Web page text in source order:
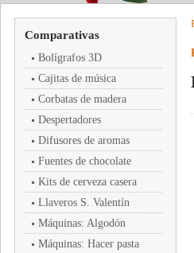
Comparativas
Bolígrafos 3D
Cajitas de música
Corbatas de madera
Despertadores
Difusores de aromas
Fuentes de chocolate
Kits de cerveza casera
Llaveros S. Valentín
Máquinas: Algodón
Máquinas: Hacer pasta